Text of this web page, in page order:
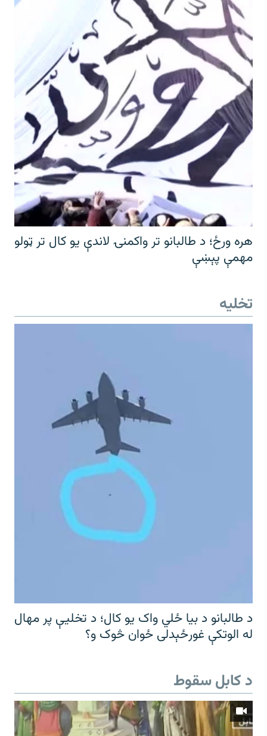
هره ورځ؛ د طالبانو تر واکمنۍ لاندې یو کال تر ټولو
مهمې پېښې
تخلیه
د طالبانو د بیا ځلي واک یو کال؛ د تخلیې پر مهال
له الوتکې غورځېدلی ځوان څوک و؟
د کابل سقوط